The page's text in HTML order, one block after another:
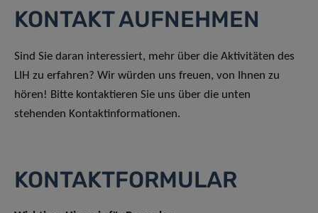
KONTAKT AUFNEHMEN
Sind Sie daran interessiert, mehr über die Aktivitäten des
LIH zu erfahren? Wir würden uns freuen, von Ihnen zu
hören! Bitte kontaktieren Sie uns über die unten
stehenden Kontaktinformationen.
KONTAKTFORMULAR